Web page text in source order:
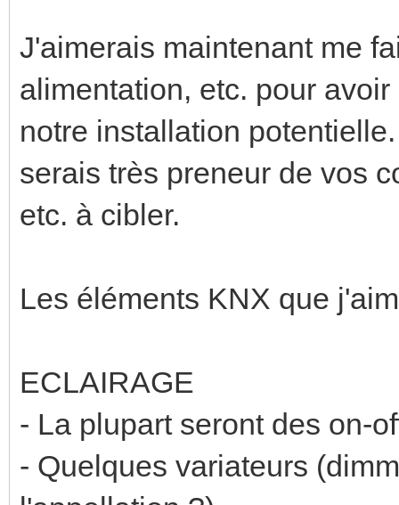
J'aimerais maintenant me
alimentation, etc. pour
notre installation
serais très preneur de vos
etc. à cibler.
Les éléments KNX que
ECLAIRAGE
- La plupart seront des on-
- Quelques variateurs